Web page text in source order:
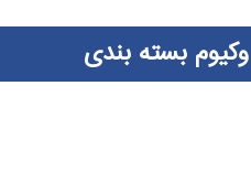
بسته بندی